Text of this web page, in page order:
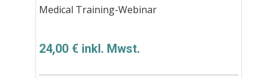
Medical Training-Webinar
24,00 € inkl. Mwst.